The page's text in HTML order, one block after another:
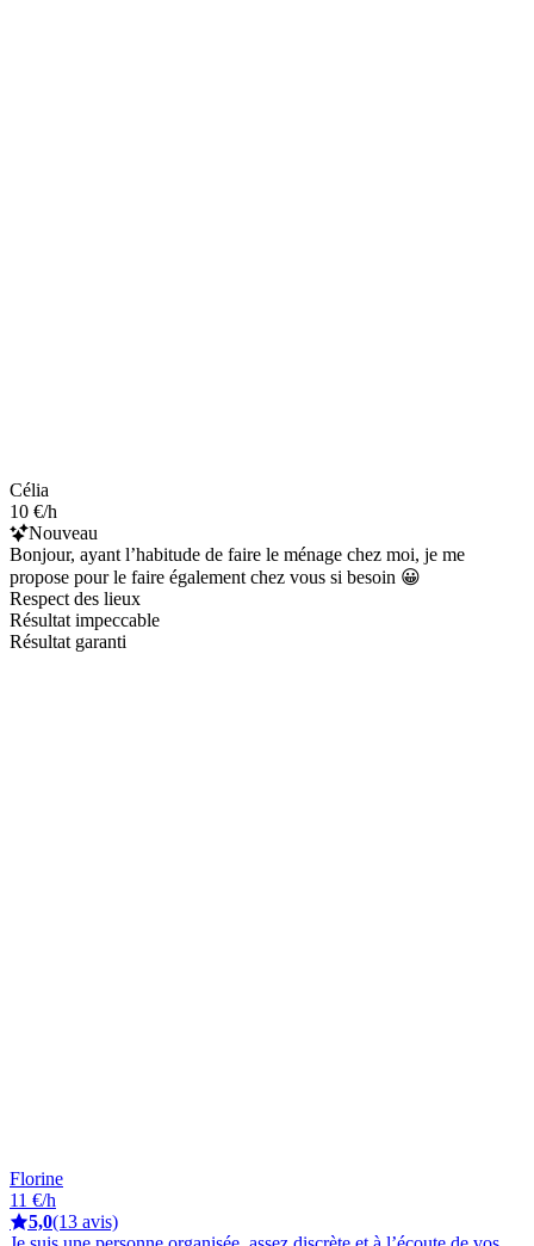
Célia
10 €/h
Nouveau
Bonjour, ayant l’habitude de faire le ménage chez moi, je me
propose pour le faire également chez vous si besoin 😀
Respect des lieux
Résultat impeccable
Résultat garanti
Florine
11 €/h
5,0(13 avis)